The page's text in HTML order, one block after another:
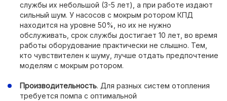
службы их небольшой (3-5 лет), а при работе издают
сильный шум. У насосов с мокрым ротором КПД
находится на уровне 50%, но их не нужно
обслуживать, срок службы достигает 10 лет, во время
работы оборудование практически не слышно. Тем,
кто чувствителен к шуму, лучше отдать предпочтение
моделям с мокрым ротором.
Производительность. Для разных систем отопления
требуется помпа с оптимальной